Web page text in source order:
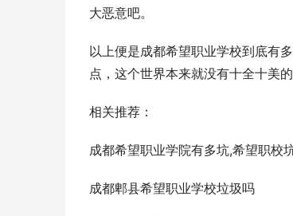
大恶意吧。
以上便是成都希望职业学校到底有
点，这个世界本来就没有十全十美
相关推荐：
成都希望职业学院有多坑,希望职校
成都郫县希望职业学校垃圾吗